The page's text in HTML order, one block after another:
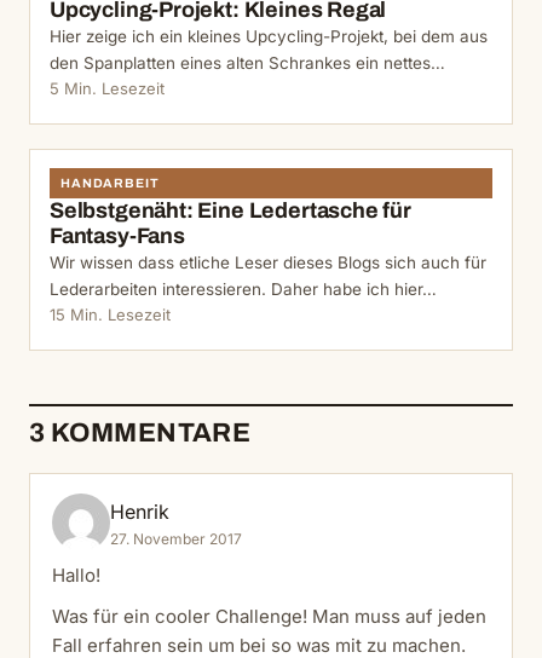
Upcycling-Projekt: Kleines Regal
Hier zeige ich ein kleines Upcycling-Projekt, bei dem aus
den Spanplatten eines alten Schrankes ein nettes…
5 Min. Lesezeit
HANDARBEIT
Selbstgenäht: Eine Ledertasche für
Fantasy-Fans
Wir wissen dass etliche Leser dieses Blogs sich auch für
Lederarbeiten interessieren. Daher habe ich hier…
15 Min. Lesezeit
3 KOMMENTARE
Henrik
27. November 2017
Hallo!
Was für ein cooler Challenge! Man muss auf jeden
Fall erfahren sein um bei so was mit zu machen.